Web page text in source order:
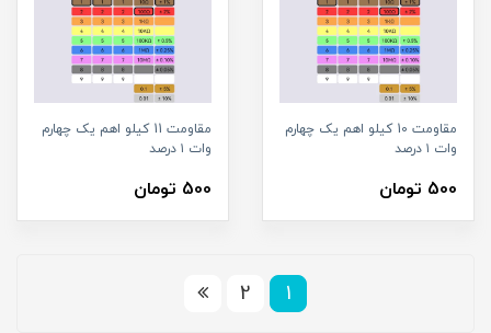
مقاومت 10 کیلو اهم یک چهارم
وات ۱ درصد
500 تومان
مقاومت 11 کیلو اهم یک چهارم
وات ۱ درصد
500 تومان
1
2